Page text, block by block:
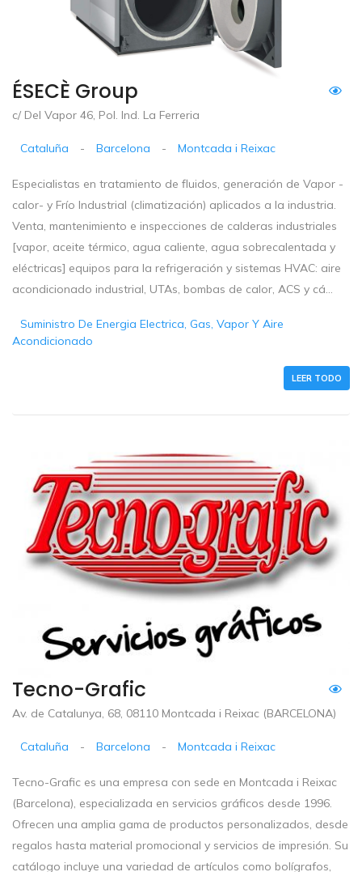
ÉSECÈ Group
c/ Del Vapor 46, Pol. Ind. La Ferreria
Cataluña - Barcelona - Montcada i Reixac
Especialistas en tratamiento de fluidos, generación de Vapor -
calor- y Frío Industrial (climatización) aplicados a la industria.
Venta, mantenimiento e inspecciones de calderas industriales
[vapor, aceite térmico, agua caliente, agua sobrecalentada y
eléctricas] equipos para la refrigeración y sistemas HVAC: aire
acondicionado industrial, UTAs, bombas de calor, ACS y cá...
Suministro De Energia Electrica, Gas, Vapor Y Aire
Acondicionado
LEER TODO
Tecno-Grafic
Av. de Catalunya, 68, 08110 Montcada i Reixac (BARCELONA)
Cataluña - Barcelona - Montcada i Reixac
Tecno-Grafic es una empresa con sede en Montcada i Reixac
(Barcelona), especializada en servicios gráficos desde 1996.
Ofrecen una amplia gama de productos personalizados, desde
regalos hasta material promocional y servicios de impresión. Su
catálogo incluye una variedad de artículos como bolígrafos,